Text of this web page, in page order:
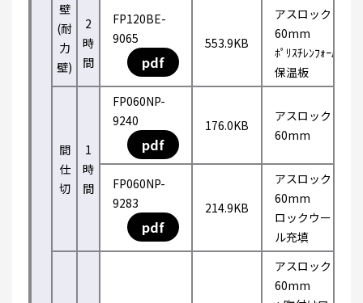
壁
(耐
力
壁)
2
時
間
FP120BE-
9065
pdf
553.9KB
アスロック
60mm
ﾎﾟﾘｽﾁﾚﾝﾌｫｰﾑ
保温板
間
仕
切
1
時
間
FP060NP-
9240
pdf
176.0KB
アスロック
60mm
FP060NP-
9283
pdf
214.9KB
アスロック
60mm
ロックウー
ル充填
アスロック
60mm